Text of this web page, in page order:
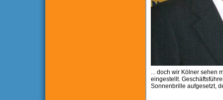
... doch wir Kölner sehen
eingestellt.
Sonnenbrille aufgesetzt,